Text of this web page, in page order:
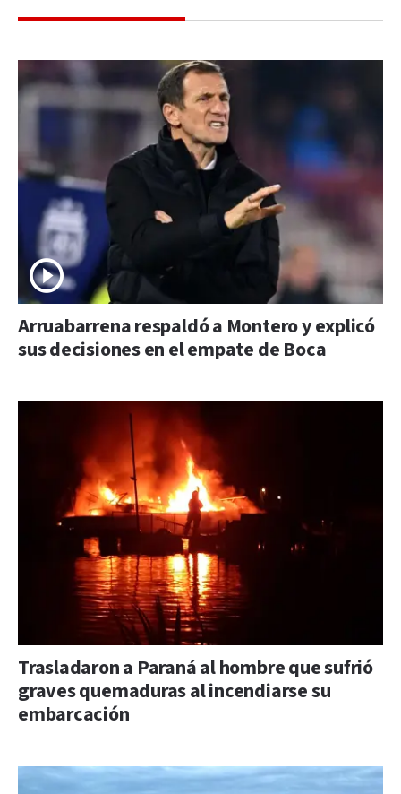
Arruabarrena respaldó a Montero y explicó
sus decisiones en el empate de Boca
Trasladaron a Paraná al hombre que sufrió
graves quemaduras al incendiarse su
embarcación